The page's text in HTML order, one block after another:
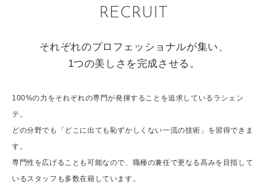
RECRUIT
それぞれのプロフェッショナルが集い、
1つの美しさを完成させる。
100%の力をそれぞれの専門が発揮することを追求しているラシェン
テ。
どの分野でも「どこに出ても恥ずかしくない一流の技術」を習得できま
す。
専門性を広げることも可能なので、職種の兼任で更なる高みを目指して
いるスタッフも多数在籍しています。